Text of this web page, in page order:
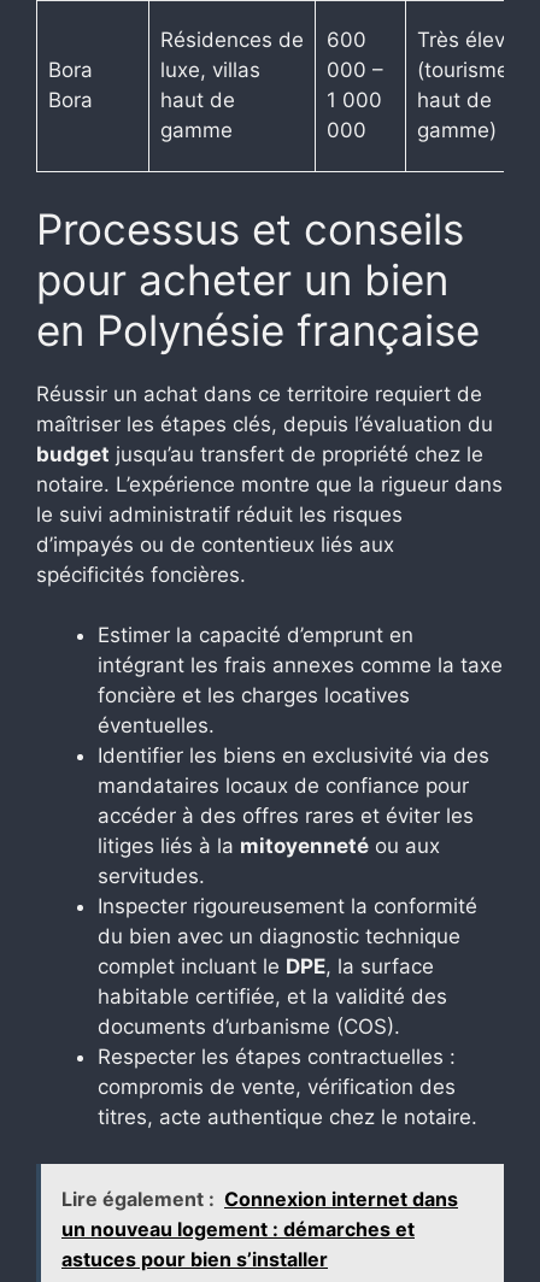
Bora
Bora
Résidences de
luxe, villas
haut de
gamme
600
000 –
1 000
000
Très élevé
(tourisme
haut de
gamme)
Processus et conseils
pour acheter un bien
en Polynésie française
Réussir un achat dans ce territoire requiert de
maîtriser les étapes clés, depuis l’évaluation du
budget jusqu’au transfert de propriété chez le
notaire. L’expérience montre que la rigueur dans
le suivi administratif réduit les risques
d’impayés ou de contentieux liés aux
spécificités foncières.
Estimer la capacité d’emprunt en
intégrant les frais annexes comme la taxe
foncière et les charges locatives
éventuelles.
Identifier les biens en exclusivité via des
mandataires locaux de confiance pour
accéder à des offres rares et éviter les
litiges liés à la mitoyenneté ou aux
servitudes.
Inspecter rigoureusement la conformité
du bien avec un diagnostic technique
complet incluant le DPE, la surface
habitable certifiée, et la validité des
documents d’urbanisme (COS).
Respecter les étapes contractuelles :
compromis de vente, vérification des
titres, acte authentique chez le notaire.
Lire également : Connexion internet dans
un nouveau logement : démarches et
astuces pour bien s’installer